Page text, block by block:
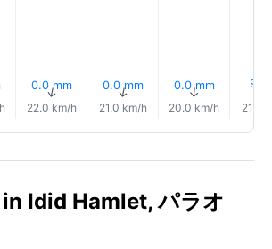
0.0 mm
↑
22.0 km/h
0.0 mm
↑
21.0 km/h
0.0 mm
↑
20.0 km/h
9%
21.0
in Idid Hamlet, パラオ